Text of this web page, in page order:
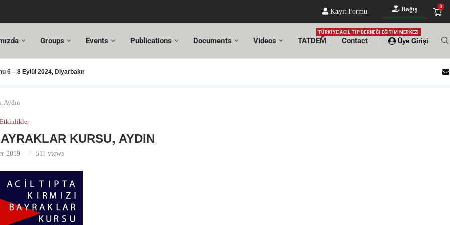
Kayıt Formu Bağış 0
Groups Events Publications Documents Videos TATDEM
TÜRKIYE ACIL TIP DERNEĞI EĞITIM MERKEZI
Contact Üye Girişi
6 – 8 Eylül 2024, Diyarbakır
Aydın
Etkinlikler
KURSU, AYDIN
2019 511 views